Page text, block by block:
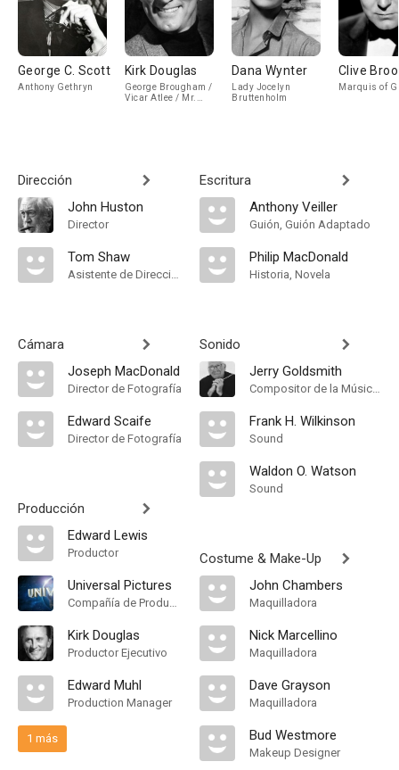
George C. Scott
Anthony Gethryn
Kirk Douglas
George Brougham /
Vicar Atlee / Mr.
Dana Wynter
Lady Jocelyn
Bruttenholm
Clive
Marquis of
Dirección
John Huston
Director
Tom Shaw
Asistente de Dirección
Cámara
Joseph MacDonald
Director de Fotografía
Edward Scaife
Director de Fotografía
Producción
Edward Lewis
Productor
Universal Pictures
Compañía de Produccion
Kirk Douglas
Productor Ejecutivo
Edward Muhl
Production Manager
1 más
Escritura
Anthony Veiller
Guión, Guión Adaptado
Philip MacDonald
Historia, Novela
Sonido
Jerry Goldsmith
Compositor de la Música Original
Frank H. Wilkinson
Sound
Waldon O. Watson
Sound
Costume & Make-Up
John Chambers
Maquilladora
Nick Marcellino
Maquilladora
Dave Grayson
Maquilladora
Bud Westmore
Makeup Designer